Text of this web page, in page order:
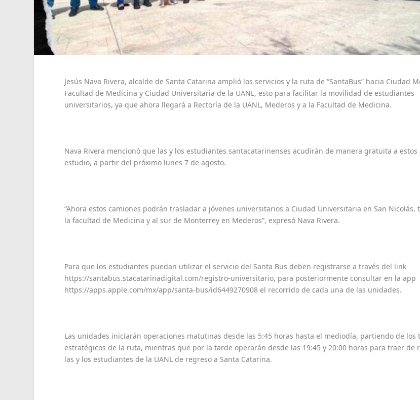
Jesús Nava Rivera, alcalde de Santa Catarina amplió los servicios y la ruta de “SantaBus” hacia Ciudad
Facultad de Medicina y Ciudad Universitaria de la UANL, esto para facilitar la movilidad de estudiantes
universitarios, ya que ahora llegará a Rectoría de la UANL, Mederos y a la Facultad de Medicina.
Nava Rivera mencionó que las y los estudiantes santacatarinenses acudirán de manera gratuita a estos
estudio, a partir del próximo lunes 7 de agosto.
“Ahora estos camiones podrán trasladar a jóvenes universitarios a Ciudad Universitaria en San Nicolás,
la facultad de Medicina y al sur de Monterrey en Mederos”, expresó Nava Rivera.
Para que los estudiantes puedan utilizar el servicio del Santa Bus deben registrarse a través del link
https://santabus.stacatarinadigital.com/registro-universitario, para posteriormente consultar en la app
https://apps.apple.com/mx/app/santa-bus/id6449270908 el recorrido de cada una de las unidades.
Las unidades iniciarán operaciones matutinas desde las 5:45 horas hasta el mediodía, partiendo de los
estratégicos de la ruta, mientras que por la tarde operarán desde las 19:45 y 20:00 horas para traer de
las y los estudiantes de la UANL de regreso a Santa Catarina.